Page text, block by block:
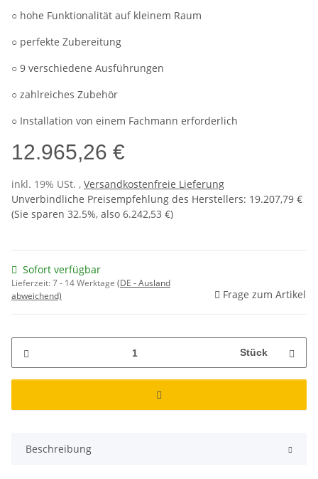
○ hohe Funktionalität auf kleinem Raum
○ perfekte Zubereitung
○ 9 verschiedene Ausführungen
○ zahlreiches Zubehör
○ Installation von einem Fachmann erforderlich
12.965,26 €
inkl. 19% USt. , Versandkostenfreie Lieferung
Unverbindliche Preisempfehlung des Herstellers: 19.207,79 €
(Sie sparen 32.5%, also 6.242,53 €)
Sofort verfügbar
Lieferzeit:7 - 14 Werktage (DE - Ausland
abweichend)
Frage zum Artikel
Stück
Beschreibung